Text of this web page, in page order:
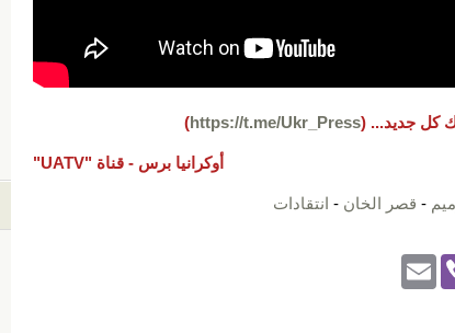
كل جديد... (
https://t.me/Ukr_Press
)
أوكرانيا برس - قناة "UATV"
- قصر الخان - انتقادات
Vi